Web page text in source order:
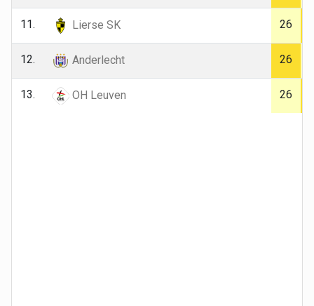
11. Lierse SK 26
12. Anderlecht 26
13. OH Leuven 26